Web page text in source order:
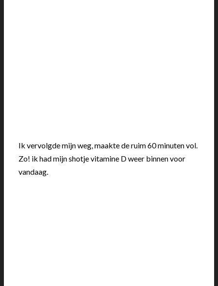
Ik vervolgde mijn weg, maakte de ruim 60 minuten vol.
Zo! ik had mijn shotje vitamine D weer binnen voor
vandaag.